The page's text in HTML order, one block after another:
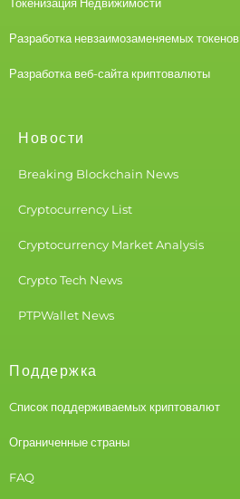
Разработка невзаимозаменяемых токенов
Разработка веб-сайта криптовалюты
Новости
Breaking Blockchain News
Cryptocurrency List
Cryptocurrency Market Analysis
Crypto Tech News
PTPWallet News
Поддержка
Cписок поддерживаемых криптовалют
Ограниченные страны
FAQ